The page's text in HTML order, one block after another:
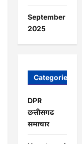
September
2025
Categories
DPR
छत्तीसगढ
समाचार